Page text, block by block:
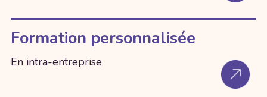
Formation personnalisée
En intra-entreprise